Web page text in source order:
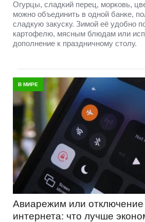
Огурцы, сладкий перец, морковь,
можно объединить в одной банке,
сладкую закуску. Зимой её удобно
картофелю, мясным блюдам или
дополнение к праздничному столу.
В МИРЕ
Авиарежим или отключение
интернета: что лучше